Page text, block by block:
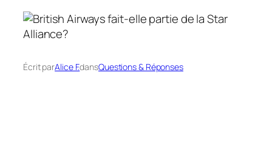
Écrit parAlice F.dansQuestions & Réponses